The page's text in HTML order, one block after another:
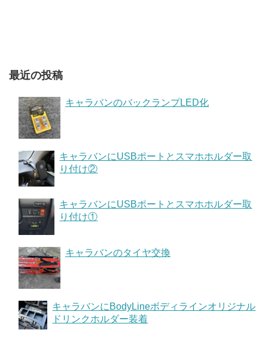
最近の投稿
キャラバンのバックランプLED化
キャラバンにUSBポートとスマホホルダー取
り付け②
キャラバンにUSBポートとスマホホルダー取
り付け①
キャラバンのタイヤ交換
キャラバンにBodyLineボディラインオリジナル
ドリンクホルダー装着